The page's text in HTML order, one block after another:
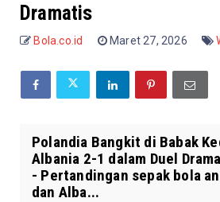
Dramatis
Bola.co.id Maret 27, 2026
Polandia Bangkit di Babak
Albania 2-1 dalam Duel
- Pertandingan sepak bola
dan Alba...